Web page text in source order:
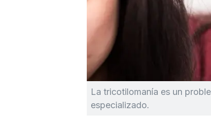
La tricotilomanía es un
especializado.